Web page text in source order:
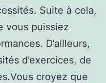
Suite à cela,
vous puissiez
D’ailleurs,
d’exercices, de
croyez que